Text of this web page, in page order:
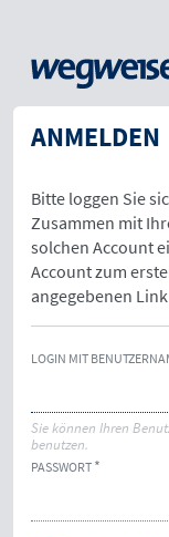
ANMELDEN
Bitte loggen Sie
Zusammen mit
solchen Account
Account zum
angegebenen
LOGIN MIT
Sie können Ihren
benutzen.
PASSWORT